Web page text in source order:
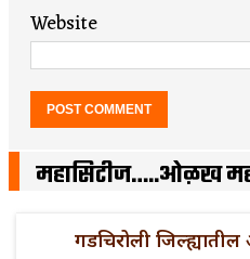
Website
महासिटीज…..ओळख
गडचिरोली